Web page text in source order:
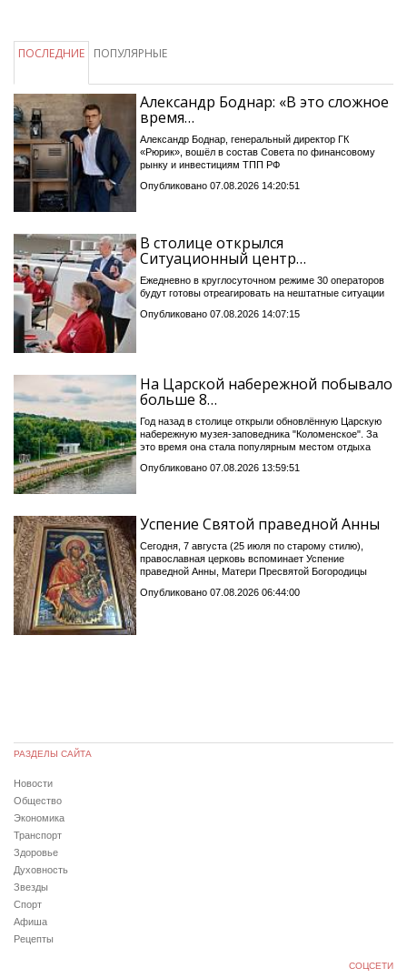
ПОСЛЕДНИЕ ПОПУЛЯРНЫЕ
Александр Боднар: «В это сложное
время…
Александр Боднар, генеральный директор ГК
«Рюрик», вошёл в состав Совета по финансовому
рынку и инвестициям ТПП РФ
Опубликовано 07.08.2026 14:20:51
В столице открылся
Ситуационный центр…
Ежедневно в круглосуточном режиме 30 операторов
будут готовы отреагировать на нештатные ситуации
Опубликовано 07.08.2026 14:07:15
На Царской набережной побывало
больше 8…
Год назад в столице открыли обновлённую Царскую
набережную музея-заповедника "Коломенское". За
это время она стала популярным местом отдыха
Опубликовано 07.08.2026 13:59:51
Успение Святой праведной Анны
Сегодня, 7 августа (25 июля по старому стилю),
православная церковь вспоминает Успение
праведной Анны, Матери Пресвятой Богородицы
Опубликовано 07.08.2026 06:44:00
РАЗДЕЛЫ САЙТА
Новости
Общество
Экономика
Транспорт
Здоровье
Духовность
Звезды
Спорт
Афиша
Рецепты
СОЦСЕТИ